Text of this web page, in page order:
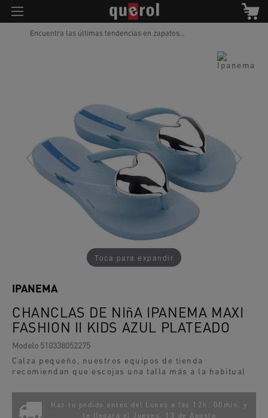
Encuentra las últimas tendencias en zapatos...
Toca para expandir
CHANCLAS DE NIñA IPANEMA MAXI
FASHION II KIDS AZUL PLATEADO
IPANEMA
Modelo 510338052275
Calza pequeño, nuestros equipos de tienda
recomiendan que escojas una talla más a la habitual
Haz tu pedido antes del Lunes a las 12h. 00min. y
te llegará el Jueves, 13 de Agosto